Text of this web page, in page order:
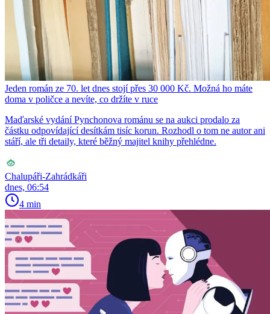
Jeden román ze 70. let dnes stojí přes 30 000 Kč. Možná ho máte
doma v poličce a nevíte, co držíte v ruce
Maďarské vydání Pynchonova románu se na aukci prodalo za
částku odpovídající desítkám tisíc korun. Rozhodl o tom ne autor ani
stáří, ale tři detaily, které běžný majitel knihy přehlédne.
Chalupáři-Zahrádkáři
dnes, 06:54
4 min